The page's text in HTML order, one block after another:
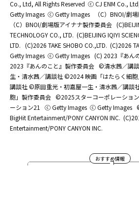
Co., Ltd, All Rights Reserved ⓒ CJ ENM Co.,
Getty Images ⓒ Getty Images
（C）BNOI/劇
（C）BNOI/劇場版アイナナ製作委員会
TECHNOLOGY CO., LTD. (C)BEIJING IQIYI
LTD. (C)2026 TAKE SHOBO CO.,LTD. (C)2026
Getty Images ⓒ Getty Images (C) 2023『あん
2023『あんのこと』製作委員会 ©清水茜／講
生・清水茜／講談社 ©2024 映画「はたらく細
講談社 ©原田重光・初嘉屋一生・清水茜／講談
胞」製作委員会 ©2025スターコーポレーショ
ーション21
ⓒ Getty Images ⓒ Getty Images
BigHit Entertainment/PONY CANYON INC.
Entertainment/PONY CANYON INC.
おすすめ情報